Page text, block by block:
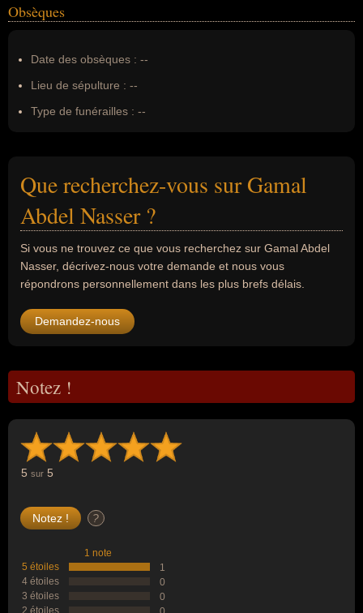
Obsèques
Date des obsèques : --
Lieu de sépulture : --
Type de funérailles : --
Que recherchez-vous sur Gamal
Abdel Nasser ?
Si vous ne trouvez ce que vous recherchez sur Gamal Abdel
Nasser, décrivez-nous votre demande et nous vous
répondrons personnellement dans les plus brefs délais.
Demandez-nous
Notez !
5 sur 5
?
1 note
5 étoiles
1
4 étoiles
0
3 étoiles
0
2 étoiles